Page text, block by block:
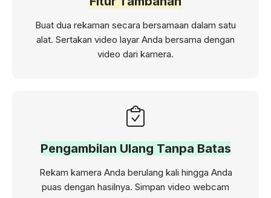
Buat dua rekaman secara bersamaan dalam satu
alat. Sertakan video layar Anda bersama dengan
video dari kamera.
Pengambilan Ulang Tanpa Batas
Rekam kamera Anda berulang kali hingga Anda
puas dengan hasilnya. Simpan video webcam